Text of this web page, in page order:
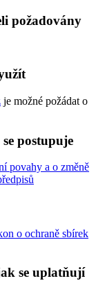
požadovány
je možné požádat o
postupuje
povahy a o změně
o ochraně sbírek
se uplatňují